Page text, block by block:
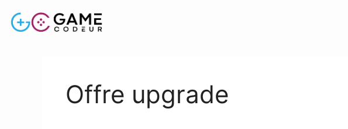
Offre upgrade